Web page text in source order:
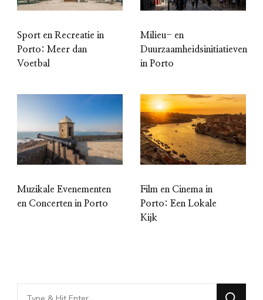
Sport en Recreatie in
Porto: Meer dan
Voetbal
Milieu- en
Duurzaamheidsinitiatieven
in Porto
Muzikale Evenementen
en Concerten in Porto
Film en Cinema in
Porto: Een Lokale
Kijk
Looking